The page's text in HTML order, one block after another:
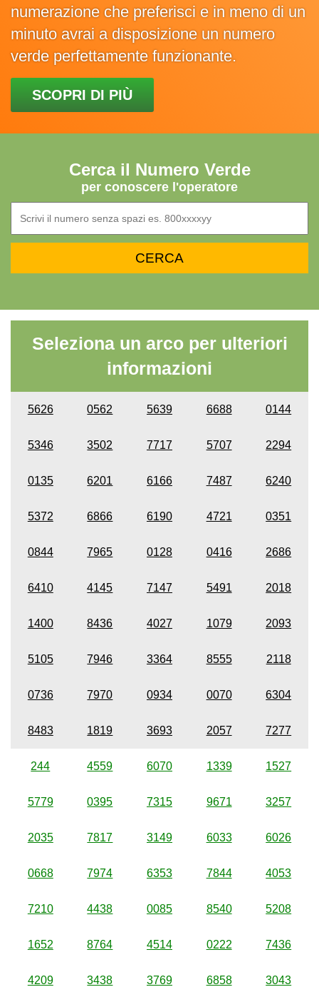
numerazione che preferisci e in meno di un
minuto avrai a disposizione un numero
verde perfettamente funzionante.
SCOPRI DI PIÙ
Cerca il Numero Verde
per conoscere l'operatore
Seleziona un arco per ulteriori
informazioni
5626 0562 5639 6688 0144
5346 3502 7717 5707 2294
0135 6201 6166 7487 6240
5372 6866 6190 4721 0351
0844 7965 0128 0416 2686
6410 4145 7147 5491 2018
1400 8436 4027 1079 2093
5105 7946 3364 8555 2118
0736 7970 0934 0070 6304
8483 1819 3693 2057 7277
244 4559 6070 1339 1527
5779 0395 7315 9671 3257
2035 7817 3149 6033 6026
0668 7974 6353 7844 4053
7210 4438 0085 8540 5208
1652 8764 4514 0222 7436
4209 3438 3769 6858 3043